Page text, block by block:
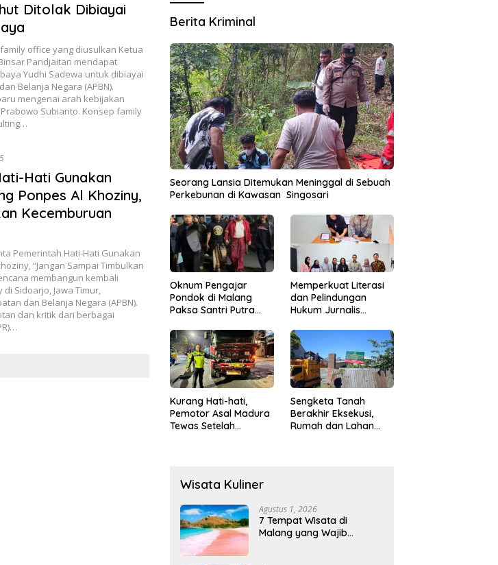
Ditolak Dibiayai
family office yang diusulkan Ketua
Pandjaitan mendapat
Yudhi Sadewa untuk dibiayai
Belanja Negara (APBN).
mengenai arah kebijakan
Subianto. Konsep family
Hati Gunakan
Ponpes Al Khoziny,
Kecemburuan
Pemerintah Hati-Hati Gunakan
“Jangan Sampai Timbulkan
membangun kembali
Sidoarjo, Jawa Timur,
dan Belanja Negara (APBN).
dan kritik dari berbagai
Berita Kriminal
Seorang Lansia Ditemukan Meninggal di Sebuah
Perkebunan di Kawasan Singosari
Oknum Pengajar
Pondok di Malang
Paksa Santri Putra
Memperkuat Literasi
dan Pelindungan
Hukum Jurnalis
Hukumonline
Menyediakan Layanan
AI Gratis
Kurang Hati-hati,
Pemotor Asal Madura
Tewas Setelah
Sengketa Tanah
Berakhir Eksekusi,
Rumah dan Lahan
Wisata Kuliner
Agustus 1, 2026
7 Tempat Wisata di
Malang yang Wajib